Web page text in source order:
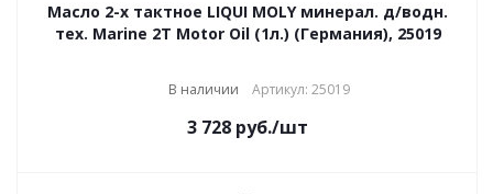
Масло 2-х тактное LIQUI MOLY минерал. д/водн.
тех. Marine 2Т Motor Oil (1л.) (Германия), 25019
В наличии Артикул: 25019
3 728 руб./шт